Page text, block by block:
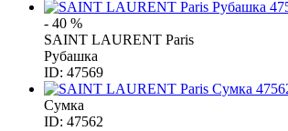
- 40 %
SAINT LAURENT Paris
Рубашка
ID: 47569
Сумка
ID: 47562